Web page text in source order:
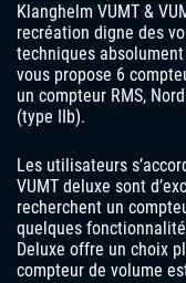
Klanghelm VUMT &
recréation digne des
techniques
vous propose 6
un compteur RMS,
(type IIb).
Les utilisateurs
VUMT deluxe sont
recherchent un
quelques
Deluxe offre un choix
compteur de volume